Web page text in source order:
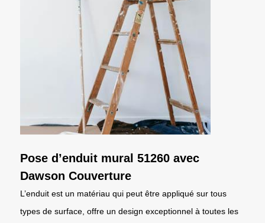
Pose d’enduit mural 51260 avec
Dawson Couverture
L’enduit est un matériau qui peut être appliqué sur tous
types de surface, offre un design exceptionnel à toutes les